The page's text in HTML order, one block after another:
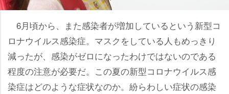
6月頃から、また感染者が増加しているという新型コ
ロナウイルス感染症。マスクをしている人もめっきり
減ったが、感染がゼロになったわけではないのである
程度の注意が必要だ。この夏の新型コロナウイルス感
染症はどのような症状なのか。紛らわしい症状の感染